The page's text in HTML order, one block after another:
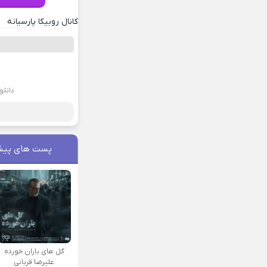
کانال روبیکا پارسیانه
پست های
گل های باران خورده
علیرضا قربانی